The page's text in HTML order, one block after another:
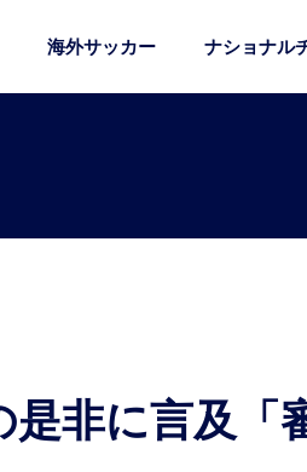
海外サッカー ナショナル